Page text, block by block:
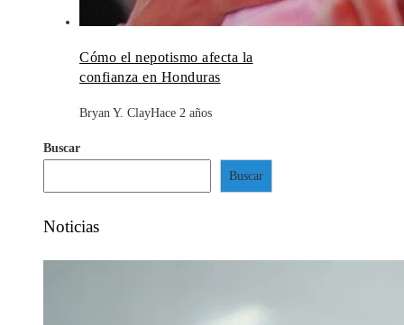
Cómo el nepotismo afecta la
confianza en Honduras
Bryan Y. ClayHace 2 años
Buscar
Buscar
Noticias